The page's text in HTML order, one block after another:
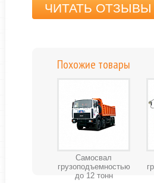
ЧИТАТЬ ОТЗЫВЫ
Похожие товары
Самосвал
грузоподъемностью
до 12 тонн